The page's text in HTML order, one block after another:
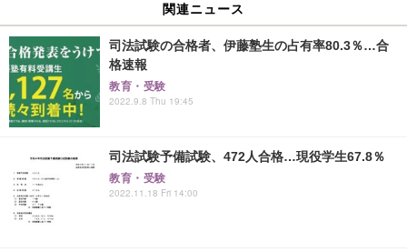
関連ニュース
司法試験の合格者、伊藤塾生の占有率80.3％…合
格速報
教育・受験
2022.9.8 Thu 19:45
司法試験予備試験、472人合格…現役学生67.8％
教育・受験
2022.11.18 Fri 14:00